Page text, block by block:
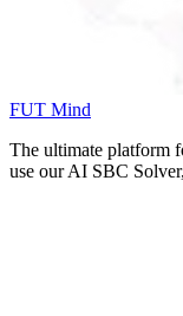
FUT Mind
The ultimate platform
use our AI SBC